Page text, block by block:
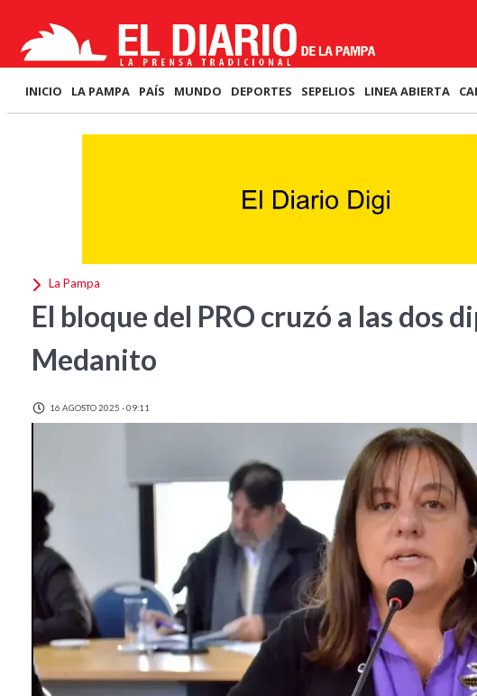
INICIO LA PAMPA PAÍS MUNDO DEPORTES SEPELIOS LINEA ABIERTA
La Pampa
El bloque del PRO cruzó a las dos
Medanito
16 AGOSTO 2025 - 09:11